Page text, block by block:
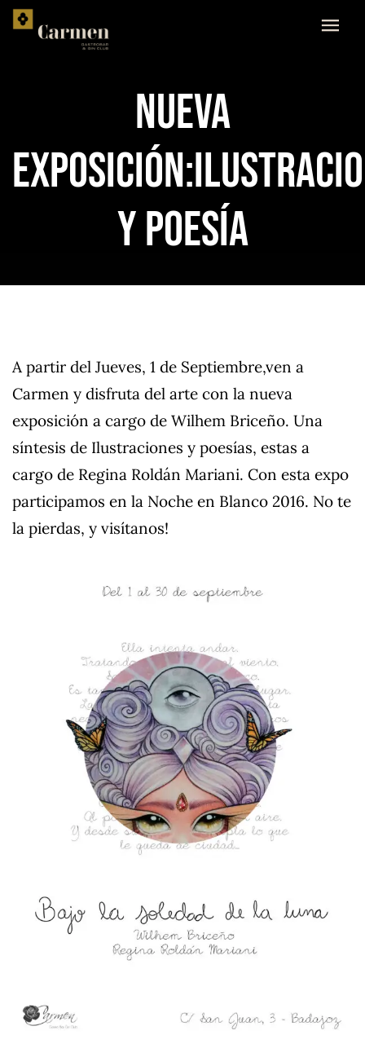
Skip
NUEVA
Y POESÍA
A partir del Jueves, 1 de Septiembre,ven a
Carmen y disfruta del arte con la nueva
exposición a cargo de Wilhem Briceño. Una
síntesis de Ilustraciones y poesías, estas a
cargo de Regina Roldán Mariani. Con esta expo
participamos en la Noche en Blanco 2016. No te
la pierdas, y visítanos!